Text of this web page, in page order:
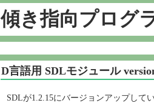
傾き指向プログ
D言語用 SDLモジュール
SDLが1.2.15にバージョンアップして